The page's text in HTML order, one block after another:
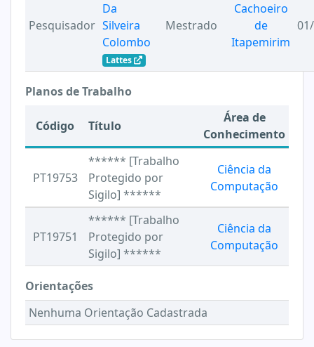
Pesquisador
Da
Silveira
Colombo
Lattes
Mestrado
Cachoeiro
de
Itapemirim
Planos de Trabalho
Código Título
Área de
Conhecimento
PT19753
****** [Trabalho
Protegido por
Sigilo] ******
Ciência da
Computação
PT19751
****** [Trabalho
Protegido por
Sigilo] ******
Ciência da
Computação
Orientações
Nenhuma Orientação Cadastrada